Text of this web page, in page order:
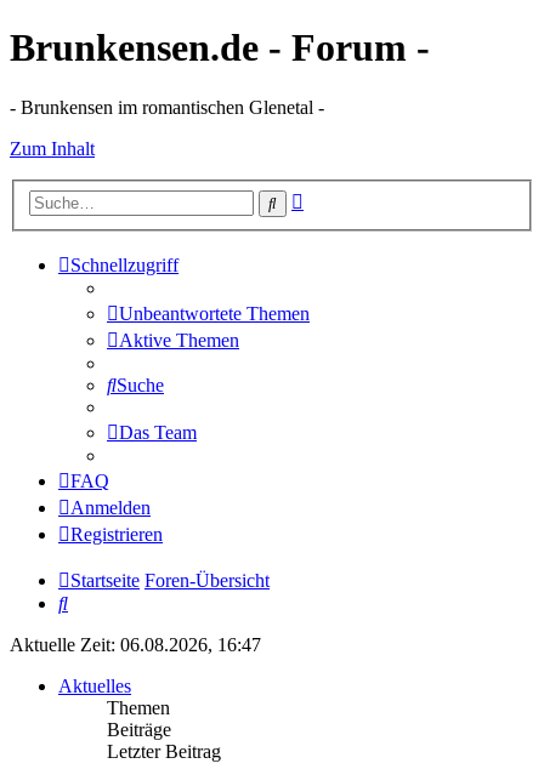
Brunkensen.de - Forum -
- Brunkensen im romantischen Glenetal -
Zum Inhalt
Suche
Schnellzugriff
Unbeantwortete Themen
Aktive Themen
Suche
Das Team
FAQ
Anmelden
Registrieren
Startseite Foren-Übersicht
Suche
Aktuelle Zeit: 06.08.2026, 16:47
Aktuelles
Themen
Beiträge
Letzter Beitrag